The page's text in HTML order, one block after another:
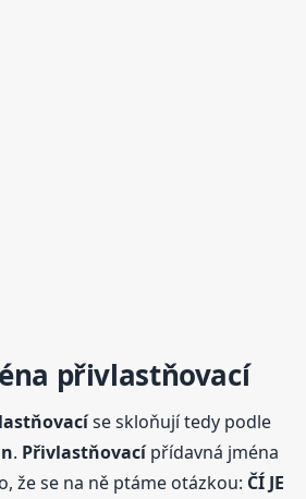
přivlastňovací
se skloňují tedy podle
. Přivlastňovacípřídavná jména
že se na ně ptáme otázkou: ČÍ JE